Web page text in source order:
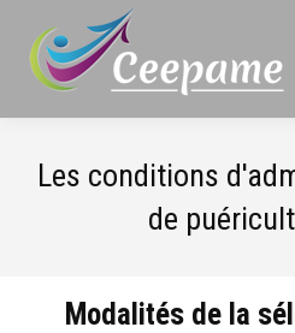
Les conditions
de
Modalités de la